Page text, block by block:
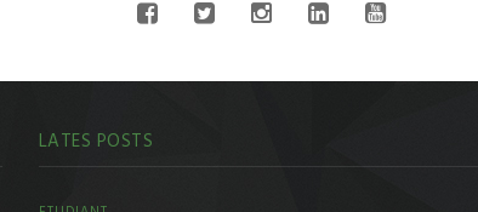
LATES POSTS